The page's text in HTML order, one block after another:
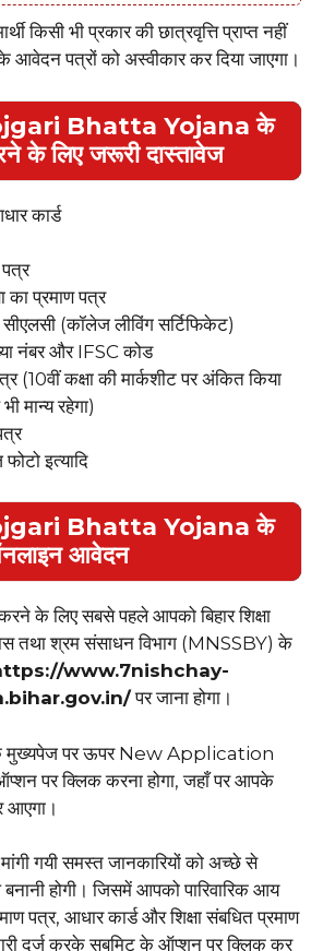
किसी भी प्रकार की छात्रवृत्ति प्राप्त नहीं
आवेदन पत्रों को अस्वीकार कर दिया जाएगा।
Bhatta Yojana के
के लिए जरूरी दास्तावेज
कार्ड
पत्र
का प्रमाण पत्र
सीएलसी (कॉलेज लीविंग सर्टिफिकेट)
नंबर और IFSC कोड
(10वीं कक्षा की मार्कशीट पर अंकित किया
मान्य रहेगा)
फोटो इत्यादि
Bhatta Yojana के
आवेदन
के लिए सबसे पहले आपको बिहार शिक्षा
तथा श्रम संसाधन विभाग (MNSSBY) के
www.7nishchay-
पर जाना होगा।
मुख्यपेज पर ऊपर New Application
पर क्लिक करना होगा, जहाँ पर आपके
आएगा।
गयी समस्त जानकारियों को अच्छे से
होगी। जिसमें आपको पारिवारिक आय
पत्र, आधार कार्ड और शिक्षा संबधित प्रमाण
दर्ज करके सबमिट के ऑप्शन पर क्लिक कर